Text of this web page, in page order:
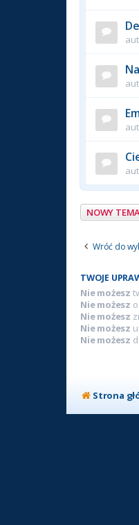
NOWY
Wróć do
TWOJE
Nie możesz
Nie możesz
Nie możesz
Nie możesz
Nie możesz
Strona